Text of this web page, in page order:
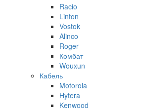
Racio
Linton
Vostok
Alinco
Roger
Комбат
Wouxun
Кабель
Motorola
Hytera
Kenwood